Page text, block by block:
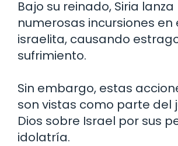
Bajo su reinado, Siria lanza
numerosas incursiones en
israelita, causando
sufrimiento.
Sin embargo, estas
son vistas como parte del
Dios sobre Israel por sus
idolatría.